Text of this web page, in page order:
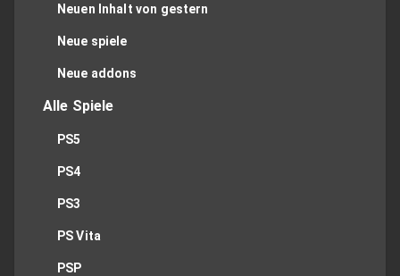
Neuen Inhalt von gestern
Neue spiele
Neue addons
Alle Spiele
PS5
PS4
PS3
PS Vita
PSP